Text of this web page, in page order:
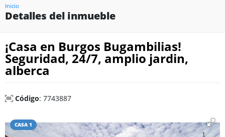
Inicio
Detalles del inmueble
¡Casa en Burgos Bugambilias!
Seguridad, 24/7, amplio jardin,
alberca
Código: 7743887
CASA 1